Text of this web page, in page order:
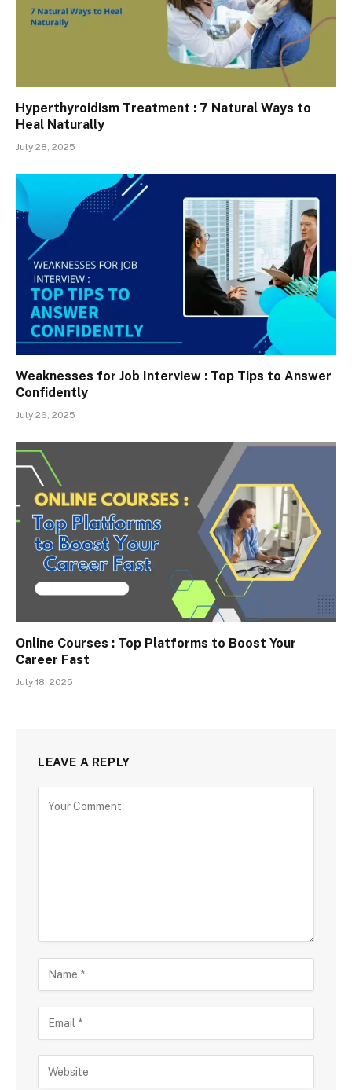
Hyperthyroidism Treatment : 7 Natural Ways to
Heal Naturally
July 28, 2025
Weaknesses for Job Interview : Top Tips to Answer
Confidently
July 26, 2025
Online Courses : Top Platforms to Boost Your
Career Fast
July 18, 2025
LEAVE A REPLY